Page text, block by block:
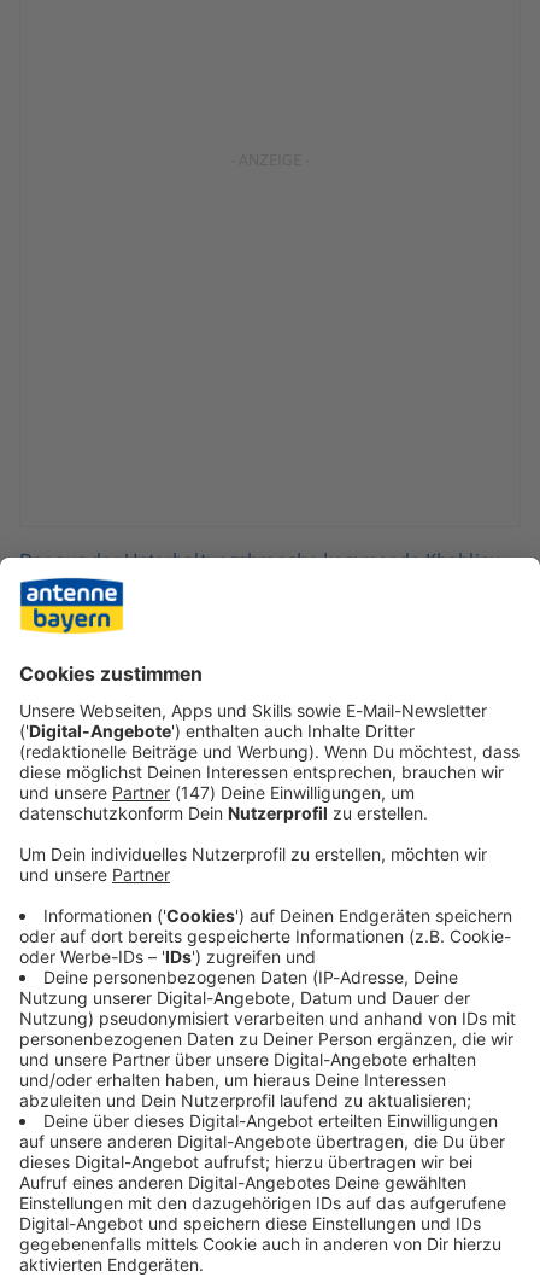
Der aus der Unterhaltungsbranche kommende Khabliev
hat Loewe neue Wege verordnet. Loewe stellt schon seit
einigen Jahren nicht mehr nur teure Fernseher her,
sondern mittlerweile auch Luxus-Kopfhörer, Radios,
Lautsprecher und sogar Espressomaschinen im oberen
das Unternehmen unter anderem den französischen
Fußballstar Kylian Mbappé engagiert.
Immer auf dem Laufenden